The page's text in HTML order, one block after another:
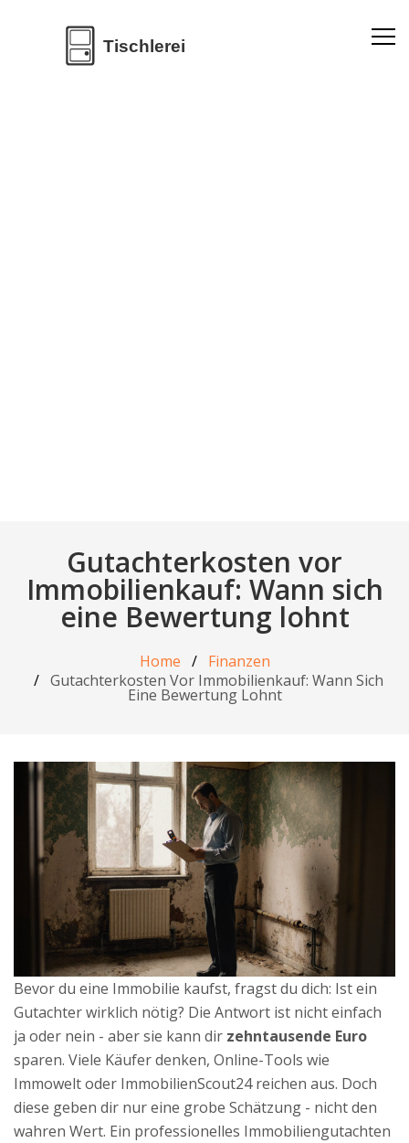
Gutachterkosten vor
Immobilienkauf: Wann sich
eine Bewertung lohnt
Home
Finanzen
Gutachterkosten Vor Immobilienkauf: Wann Sich
Eine Bewertung Lohnt
Bevor du eine Immobilie kaufst, fragst du dich: Ist ein
Gutachter wirklich nötig? Die Antwort ist nicht einfach
ja oder nein - aber sie kann dir zehntausende Euro
sparen. Viele Käufer denken, Online-Tools wie
Immowelt oder ImmobilienScout24 reichen aus. Doch
diese geben dir nur eine grobe Schätzung - nicht den
wahren Wert. Ein professionelles Immobiliengutachten